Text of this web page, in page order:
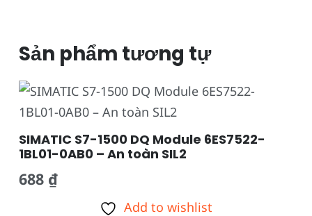
Sản phẩm tương tự
SIMATIC S7-1500 DQ Module 6ES7522-
1BL01-0AB0 – An toàn SIL2
688 ₫
Add to wishlist